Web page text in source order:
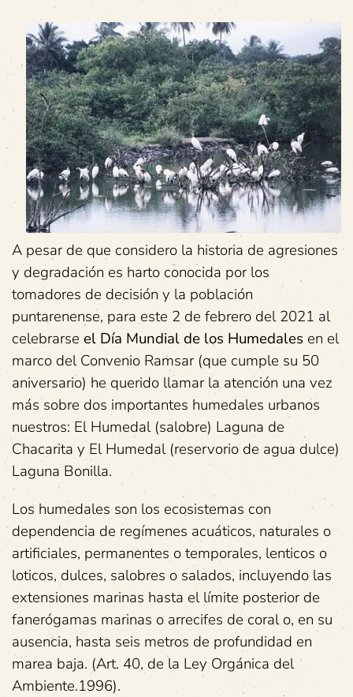
A pesar de que considero la historia de agresiones
y degradación es harto conocida por los
tomadores de decisión y la población
puntarenense, para este 2 de febrero del 2021 al
celebrarse el Día Mundial de los Humedales en el
marco del Convenio Ramsar (que cumple su 50
aniversario) he querido llamar la atención una vez
más sobre dos importantes humedales urbanos
nuestros: El Humedal (salobre) Laguna de
Chacarita y El Humedal (reservorio de agua dulce)
Laguna Bonilla.
Los humedales son los ecosistemas con
dependencia de regímenes acuáticos, naturales o
artificiales, permanentes o temporales, lenticos o
loticos, dulces, salobres o salados, incluyendo las
extensiones marinas hasta el límite posterior de
fanerógamas marinas o arrecifes de coral o, en su
ausencia, hasta seis metros de profundidad en
marea baja. (Art. 40, de la Ley Orgánica del
Ambiente.1996).